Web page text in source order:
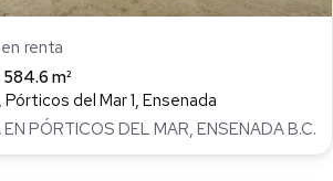
en renta
584.6 m²
del Mar 1, Ensenada
PÓRTICOS DEL MAR, ENSENADA B.C.